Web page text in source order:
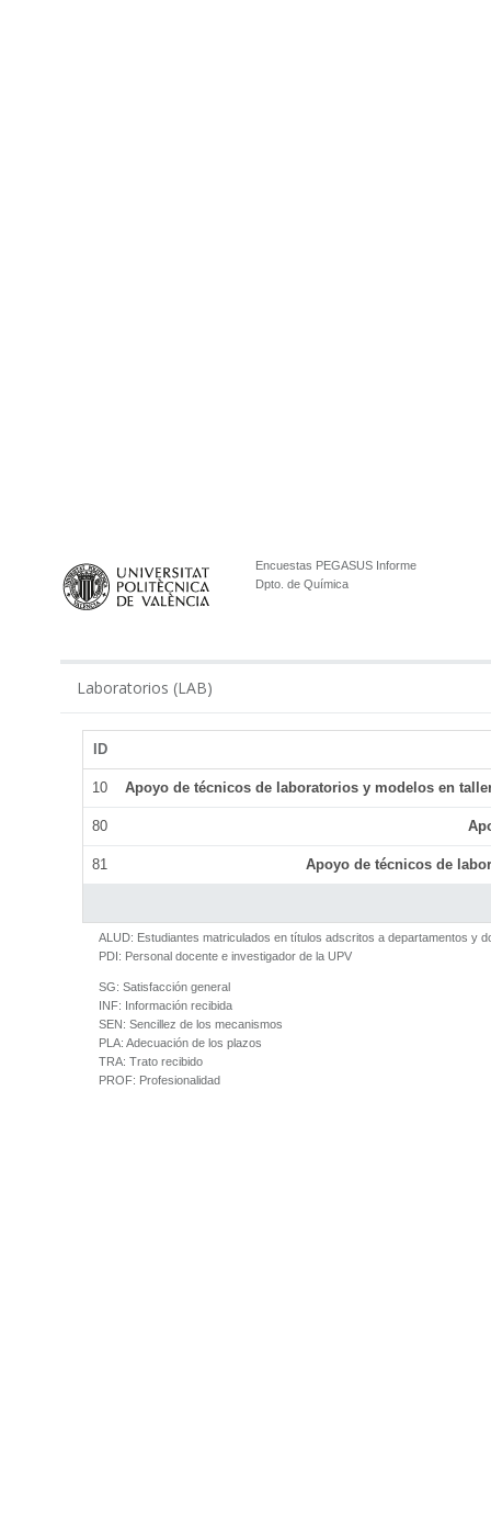
Encuestas PEGASUS Informe
Dpto. de Química
Laboratorios (LAB)
ID
10 Apoyo de técnicos de laboratorios y modelos en
80
81 Apoyo de técnicos de
ALUD: Estudiantes matriculados en títulos adscritos a departamentos y
PDI: Personal docente e investigador de la UPV
SG: Satisfacción general
INF: Información recibida
SEN: Sencillez de los mecanismos
PLA: Adecuación de los plazos
TRA: Trato recibido
PROF: Profesionalidad